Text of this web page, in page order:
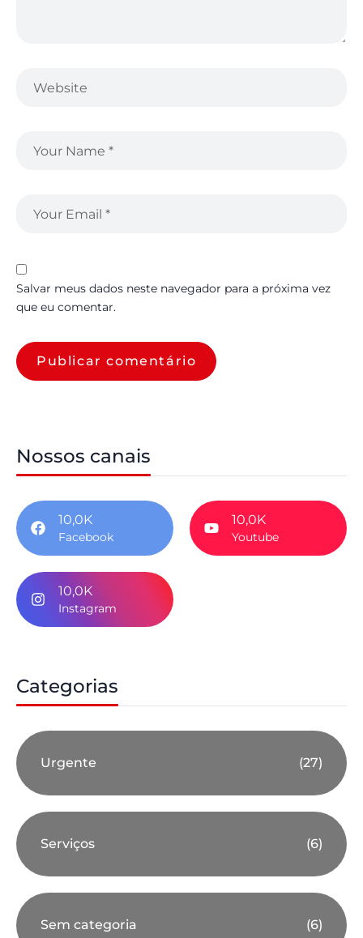
Salvar meus dados neste navegador para a próxima vez
que eu comentar.
Nossos canais
10,0K
Facebook
10,0K
Youtube
10,0K
Instagram
Categorias
Urgente (27)
Serviços (6)
Sem categoria (6)